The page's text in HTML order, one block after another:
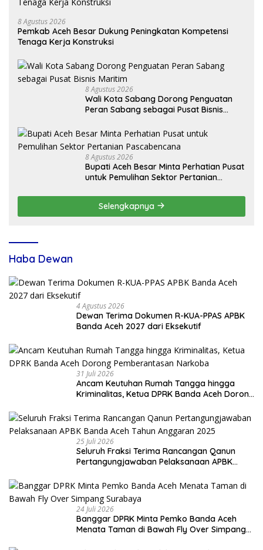
8 Agustus 2026
Pemkab Aceh Besar Dukung Peningkatan Kompetensi
Tenaga Kerja Konstruksi
8 Agustus 2026
Wali Kota Sabang Dorong Penguatan
Peran Sabang sebagai Pusat Bisnis
8 Agustus 2026
Bupati Aceh Besar Minta Perhatian Pusat
untuk Pemulihan Sektor Pertanian
Selengkapnya
Haba Dewan
4 Agustus 2026
Dewan Terima Dokumen R-KUA-PPAS APBK
Banda Aceh 2027 dari Eksekutif
31 Juli 2026
Ancam Keutuhan Rumah Tangga hingga
Kriminalitas, Ketua DPRK Banda Aceh Dorong
25 Juli 2026
Seluruh Fraksi Terima Rancangan Qanun
Pertangungjawaban Pelaksanaan APBK
24 Juli 2026
Banggar DPRK Minta Pemko Banda Aceh
Menata Taman di Bawah Fly Over Simpang